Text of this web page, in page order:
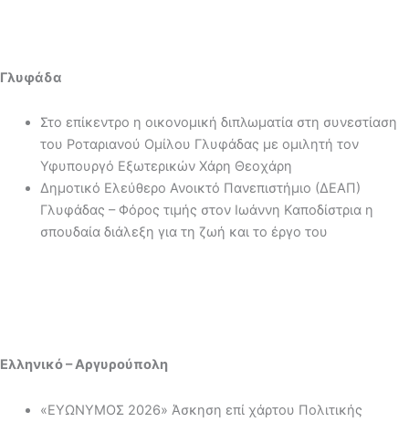
Γλυφάδα
Στο επίκεντρο η οικονομική διπλωματία στη συνεστίαση
του Ροταριανού Ομίλου Γλυφάδας με ομιλητή τον
Υφυπουργό Εξωτερικών Χάρη Θεοχάρη
Δημοτικό Ελεύθερο Ανοικτό Πανεπιστήμιο (ΔΕΑΠ)
Γλυφάδας – Φόρος τιμής στον Ιωάννη Καποδίστρια η
σπουδαία διάλεξη για τη ζωή και το έργο του
Ελληνικό – Αργυρούπολη
«ΕΥΩΝΥΜΟΣ 2026» Άσκηση επί χάρτου Πολιτικής